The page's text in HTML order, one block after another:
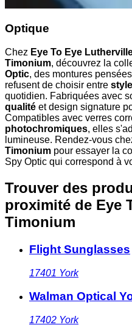
Optique
Chez Eye To Eye
Timonium, découvrez la
Optic, des montures
refusent de choisir entre
quotidien. Fabriquées avec
qualité et design signature
Compatibles avec verres
photochromiques, elles
lumineuse. Rendez-vous
Timonium pour essayer la
Spy Optic qui correspond à
Trouver des
proximité de Eye
Timonium
Flight Sunglasses
17401 York
Walman Optical
17402 York